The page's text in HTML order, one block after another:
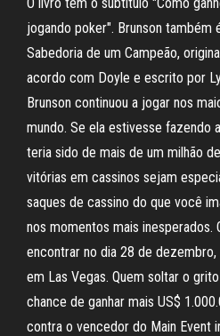
jogando poker". Brunson também
Sabedoria de um Campeão,
acordo com Doyle e escrito por
Brunson continuou a jogar nos
mundo. Se ela estivesse fazendo
teria sido de mais de um milhão
vitórias em cassinos sejam
saques de cassino do que você
nos momentos mais inesperados.
encontrar no dia 28 de
em Las Vegas. Quem soltar o
chance de ganhar mais US$
contra o vencedor do Main Event